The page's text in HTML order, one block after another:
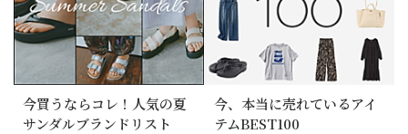
今買うならコレ！人気の夏
サンダルブランドリスト
今、本当に売れているアイ
テムBEST100